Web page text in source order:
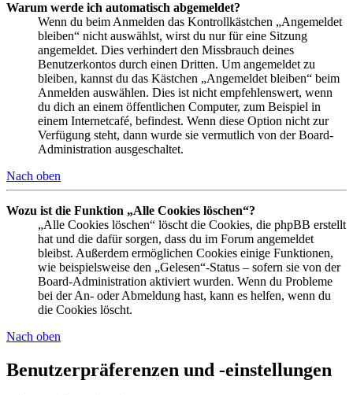
Warum werde ich automatisch abgemeldet?
Wenn du beim Anmelden das Kontrollkästchen „Angemeldet
bleiben“ nicht auswählst, wirst du nur für eine Sitzung
angemeldet. Dies verhindert den Missbrauch deines
Benutzerkontos durch einen Dritten. Um angemeldet zu
bleiben, kannst du das Kästchen „Angemeldet bleiben“ beim
Anmelden auswählen. Dies ist nicht empfehlenswert, wenn
du dich an einem öffentlichen Computer, zum Beispiel in
einem Internetcafé, befindest. Wenn diese Option nicht zur
Verfügung steht, dann wurde sie vermutlich von der Board-
Administration ausgeschaltet.
Nach oben
Wozu ist die Funktion „Alle Cookies löschen“?
„Alle Cookies löschen“ löscht die Cookies, die phpBB erstellt
hat und die dafür sorgen, dass du im Forum angemeldet
bleibst. Außerdem ermöglichen Cookies einige Funktionen,
wie beispielsweise den „Gelesen“-Status – sofern sie von der
Board-Administration aktiviert wurden. Wenn du Probleme
bei der An- oder Abmeldung hast, kann es helfen, wenn du
die Cookies löscht.
Nach oben
Benutzerpräferenzen und -einstellungen